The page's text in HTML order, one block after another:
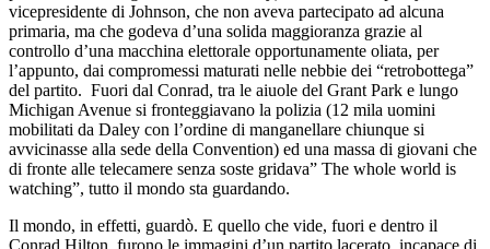
vicepresidente di Johnson, che non aveva partecipato ad alcuna
primaria, ma che godeva d’una solida maggioranza grazie al
controllo d’una macchina elettorale opportunamente oliata, per
l’appunto, dai compromessi maturati nelle nebbie dei “retrobottega”
del partito. Fuori dal Conrad, tra le aiuole del Grant Park e lungo
Michigan Avenue si fronteggiavano la polizia (12 mila uomini
mobilitati da Daley con l’ordine di manganellare chiunque si
avvicinasse alla sede della Convention) ed una massa di giovani che
di fronte alle telecamere senza soste gridava” The whole world is
watching”, tutto il mondo sta guardando.
Il mondo, in effetti, guardò. E quello che vide, fuori e dentro il
Conrad Hilton, furono le immagini d’un partito lacerato, incapace di